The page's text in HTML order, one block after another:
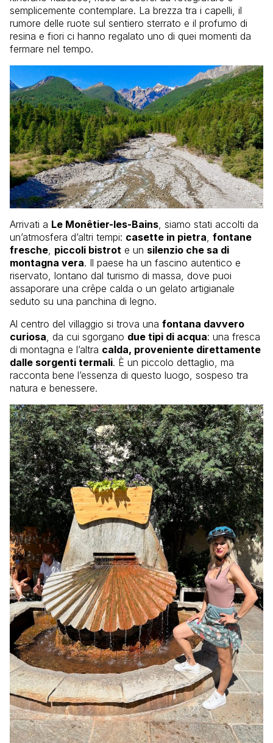
semplicemente contemplare. La brezza tra i capelli, il
rumore delle ruote sul sentiero sterrato e il profumo di
resina e fiori ci hanno regalato uno di quei momenti da
fermare nel tempo.
Arrivati a Le Monêtier-les-Bains, siamo stati accolti da
un’atmosfera d’altri tempi: casette in pietra, fontane
fresche, piccoli bistrot e un silenzio che sa di
montagna vera. Il paese ha un fascino autentico e
riservato, lontano dal turismo di massa, dove puoi
assaporare una crêpe calda o un gelato artigianale
seduto su una panchina di legno.
Al centro del villaggio si trova una fontana davvero
curiosa, da cui sgorgano due tipi di acqua: una fresca
di montagna e l’altra calda, proveniente direttamente
dalle sorgenti termali. È un piccolo dettaglio, ma
racconta bene l’essenza di questo luogo, sospeso tra
natura e benessere.